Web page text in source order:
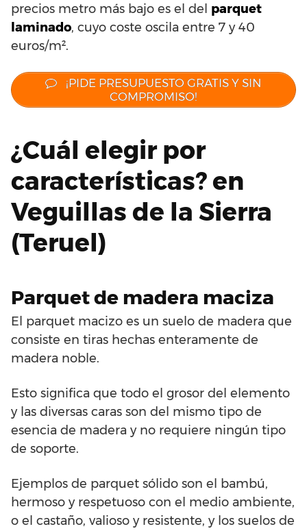
precios metro más bajo es el del parquet
laminado, cuyo coste oscila entre 7 y 40
euros/m².
¡PIDE PRESUPUESTO GRATIS Y SIN
COMPROMISO!
¿Cuál elegir por
características? en
Veguillas de la Sierra
(Teruel)
Parquet de madera maciza
El parquet macizo es un suelo de madera que
consiste en tiras hechas enteramente de
madera noble.
Esto significa que todo el grosor del elemento
y las diversas caras son del mismo tipo de
esencia de madera y no requiere ningún tipo
de soporte.
Ejemplos de parquet sólido son el bambú,
hermoso y respetuoso con el medio ambiente,
o el castaño, valioso y resistente, y los suelos de